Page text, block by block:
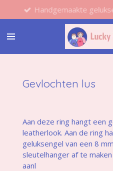
direct
naar
hoofdinhoud
Handgemaakte
Gevlochten lus
Aan deze ring hangt een
leatherlook. Aan de ring
geluksengel van een 8
sleutelhanger af te
aanl